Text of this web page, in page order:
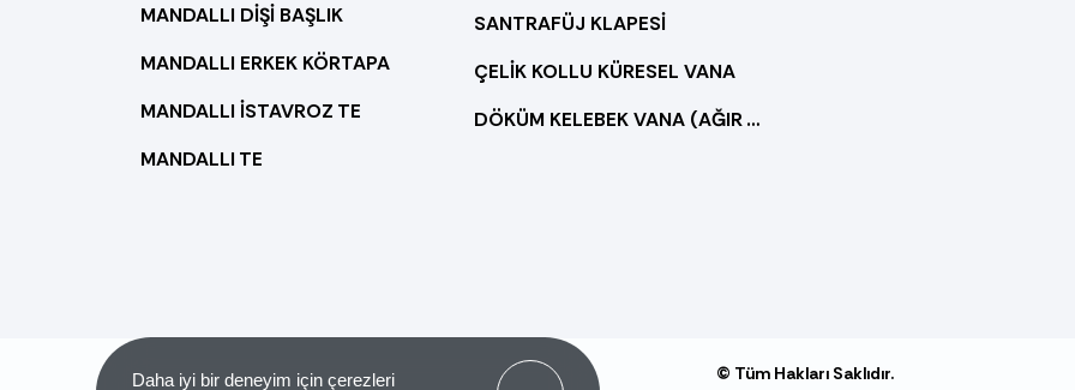
Daha iyi bir deneyim için çerezleri Got it!
MANDALLI DİŞİ BAŞLIK
MANDALLI ERKEK KÖRTAPA
MANDALLI İSTAVROZ TE
MANDALLI TE
SANTRAFÜJ KLAPESİ
ÇELİK KOLLU KÜRESEL VANA
DÖKÜM KELEBEK VANA (AĞIR TİP)
© Tüm Hakları Saklıdır.